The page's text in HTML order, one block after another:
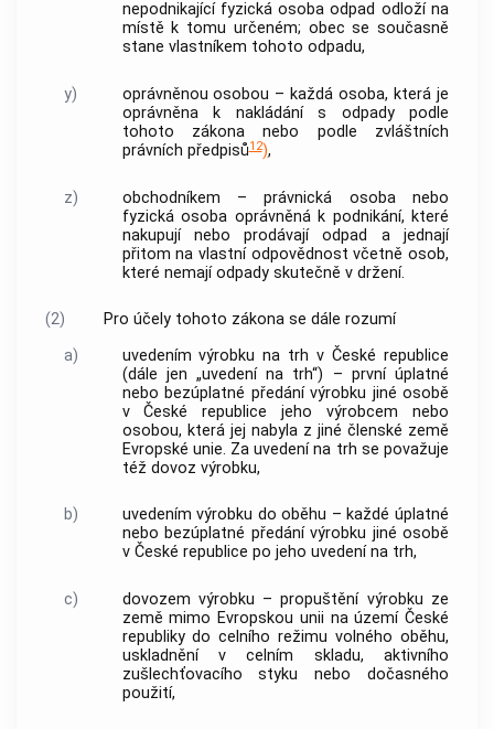
nepodnikající fyzická osoba odpad odloží na
místě k tomu určeném; obec se současně
stane vlastníkem tohoto odpadu,
y) oprávněnou osobou – každá osoba, která je
oprávněna k nakládání s odpadypodle
tohoto zákona nebo podle zvláštních
právních předpisů12),
z) obchodníkem – právnická osoba nebo
fyzická osoba oprávněná k podnikání, které
nakupují nebo prodávají odpad a jednají
přitom na vlastní odpovědnost včetně osob,
které nemají odpady skutečně v držení.
(2)
Pro účely tohoto zákona se dále rozumí
a)
uvedením výrobku na trh v České republice
(dále jen „uvedení na trh“) – první úplatné
nebo bezúplatné předání výrobku jiné osobě
v České republice jehovýrobcem nebo
osobou, která jej nabyla z jiné členské země
Evropské unie. Za uvedení na trh se považuje
též dovoz výrobku,
b) uvedením výrobku do oběhu – každé úplatné
nebo bezúplatné předání výrobku jiné osobě
v České republice po jeho uvedení na trh,
c) dovozem výrobku – propuštění výrobku ze
země mimo Evropskou unii na území České
republiky do celního režimu volného oběhu,
uskladnění v celním skladu, aktivního
zušlechťovacího styku nebo dočasného
použití,